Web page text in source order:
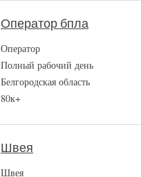
Оператор бпла
Оператор
Полный рабочий день
Белгородская область
80к+
Швея
Швея